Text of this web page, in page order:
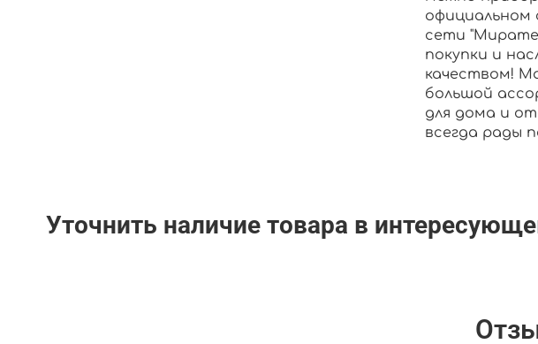
официальном
сети
покупки и
качеством!
большой
для дома и
всегда рады
Уточнить наличие товара в